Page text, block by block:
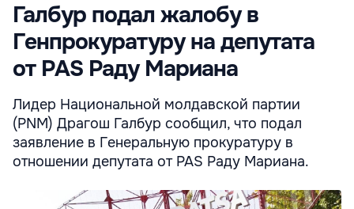
Галбур подал жалобу в
Генпрокуратуру на депутата
от PAS Раду Мариана
Лидер Национальной молдавской партии
(PNM) Драгош Галбур сообщил, что подал
заявление в Генеральную прокуратуру в
отношении депутата от PAS Раду Мариана.